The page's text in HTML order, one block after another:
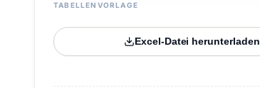
TABELLENVORLAGE
Excel-Datei herunterladen